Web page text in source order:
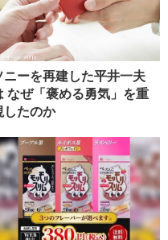
ニーを再建した平井一夫
なぜ「褒める勇気」を重
したのか